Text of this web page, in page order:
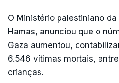
O Ministério palestiniano
Hamas, anunciou que o
Gaza aumentou,
6.546 vítimas mortais,
crianças.